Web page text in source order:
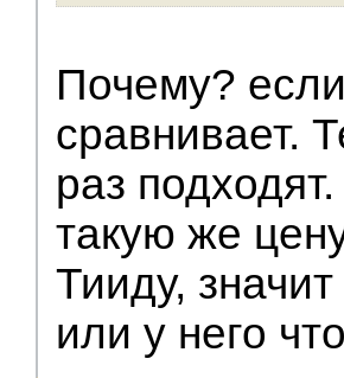
Почему?
сравнивает.
раз
такую же
Тииду,
или у него